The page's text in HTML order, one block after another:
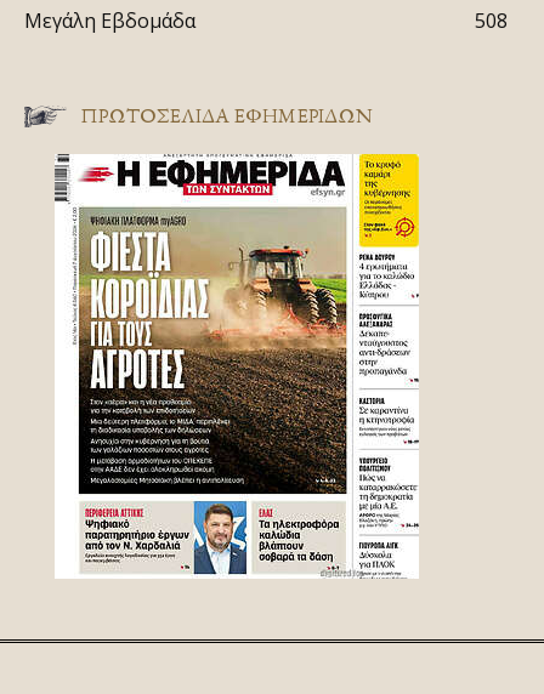
Μεγάλη Εβδομάδα
508
ΠΡΩΤΟΣΈΛΙΔΑ ΕΦΗΜΕΡΊΔΩΝ